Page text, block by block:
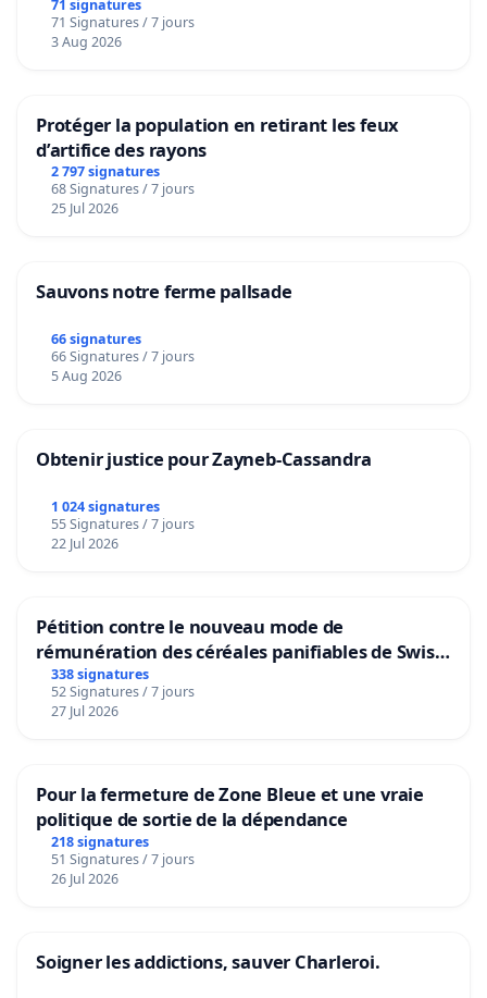
bediening van de wijken Strombeek en Het
Voor
71 signatures
71 Signatures / 7 jours
3 Aug 2026
Protéger la population en retirant les feux
d’artifice des rayons
2 797 signatures
68 Signatures / 7 jours
25 Jul 2026
Sauvons notre ferme pallsade
66 signatures
66 Signatures / 7 jours
5 Aug 2026
Obtenir justice pour Zayneb-Cassandra
1 024 signatures
55 Signatures / 7 jours
22 Jul 2026
Pétition contre le nouveau mode de
rémunération des céréales panifiables de Swiss
granum basé sur la teneur en protéines
338 signatures
52 Signatures / 7 jours
27 Jul 2026
Pour la fermeture de Zone Bleue et une vraie
politique de sortie de la dépendance
218 signatures
51 Signatures / 7 jours
26 Jul 2026
Soigner les addictions, sauver Charleroi.